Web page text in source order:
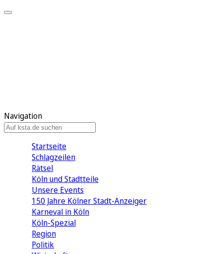
Navigation
Startseite
Schlagzeilen
Rätsel
Köln und Stadtteile
Unsere Events
150 Jahre Kölner Stadt-Anzeiger
Karneval in Köln
Köln-Spezial
Region
Politik